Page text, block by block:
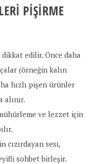
PIŞIRME
edilir. Önce daha
(örneğin kalın
hızlı pişen ürünler
alınır.
ve lezzet için
cızırdayan sesi,
sohbet birleşir.